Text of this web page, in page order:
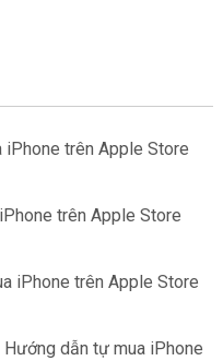
iPhone trên Apple Store
trên Apple Store
iPhone trên Apple Store
Hướng dẫn tự mua iPhone